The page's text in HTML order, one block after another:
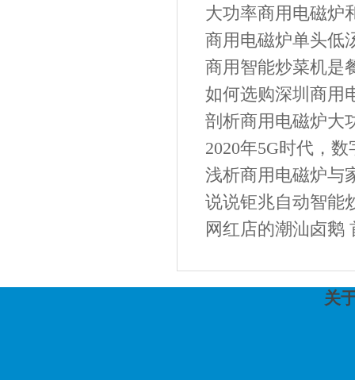
大功率商用电磁炉
商用电磁炉单头低
商用智能炒菜机是
如何选购深圳商用
剖析商用电磁炉大
2020年5G时代，
浅析商用电磁炉与
说说钜兆自动智能
网红店的潮汕卤鹅
关